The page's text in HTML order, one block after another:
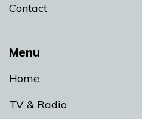
Menu
Home
TV & Radio
Contact